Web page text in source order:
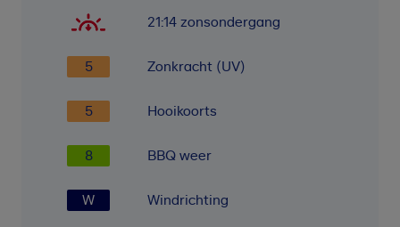
21:14 zonsondergang
5 Zonkracht (UV)
5 Hooikoorts
8 BBQ weer
W Windrichting